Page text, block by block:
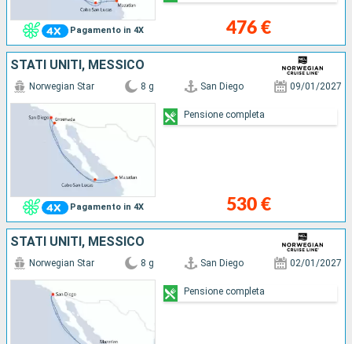
Pagamento in 4X 476 €
STATI UNITI, MESSICO
Pagamento in 4X
Norwegian Star 8 g San Diego 09/01/2027
530 €
Pensione completa
STATI UNITI, MESSICO
Norwegian Star 8 g San Diego 02/01/2027
Pensione completa